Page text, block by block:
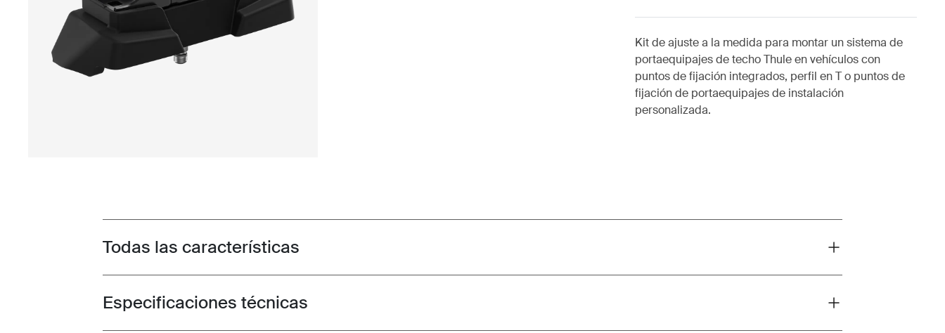
Kit de ajuste a la medida para montar un sistema de
portaequipajes de techo Thule en vehículos con
puntos de fijación integrados, perfil en T o puntos de
fijación de portaequipajes de instalación
personalizada.
Toggle features
Todas las características
Toggle techspec
Especificaciones técnicas